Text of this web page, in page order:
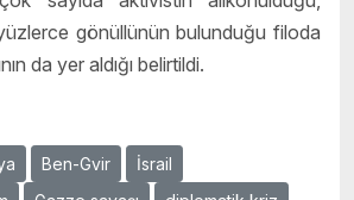
gönüllünün bulunduğu filoda
da yer aldığı belirtildi.
Ben-Gvir
İsrail